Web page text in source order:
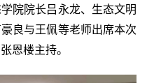
院院长吕永龙、生态文明
良与王佩等老师出席本次
恩楼主持。